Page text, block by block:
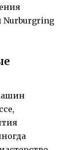
Nurburgring